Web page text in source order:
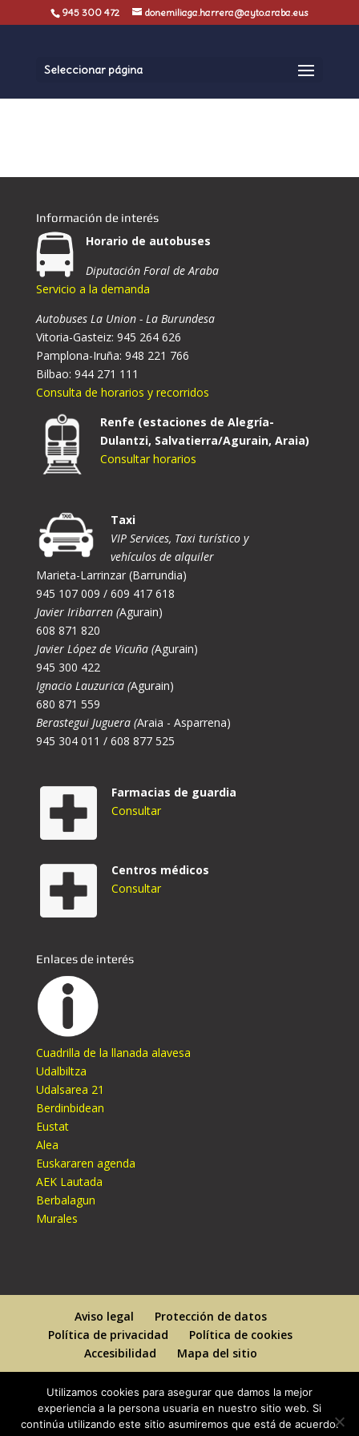
945 300 472 donemiliaga.harrera@ayto.araba.eus
Seleccionar página
Información de interés
Horario de autobuses
Diputación Foral de Araba
Servicio a la demanda
Autobuses La Union - La Burundesa
Vitoria-Gasteiz: 945 264 626
Pamplona-Iruña: 948 221 766
Bilbao: 944 271 111
Consulta de horarios y recorridos
Renfe (estaciones de Alegría-
Dulantzi, Salvatierra/Agurain, Araia)
Consultar horarios
Taxi
VIP Services, Taxi turístico y
vehículos de alquiler
Marieta-Larrinzar (Barrundia)
945 107 009 / 609 417 618
Javier Iribarren (Agurain)
608 871 820
Javier López de Vicuña (Agurain)
945 300 422
Ignacio Lauzurica (Agurain)
680 871 559
Berastegui Juguera (Araia - Asparrena)
945 304 011 / 608 877 525
Farmacias de guardia
Consultar
Centros médicos
Consultar
Enlaces de interés
Cuadrilla de la llanada alavesa
Udalbiltza
Udalsarea 21
Berdinbidean
Eustat
Alea
Euskararen agenda
AEK Lautada
Berbalagun
Murales
Aviso legal
Protección de datos
Política de privacidad
Política de cookies
Accesibilidad
Mapa del sitio
Designed ByElegant Themes| Powered By
Utilizamos cookies para asegurar que damos la mejor
experiencia a la persona usuaria en nuestro sitio web. Si
continúa utilizando este sitio asumiremos que está de acuerdo.